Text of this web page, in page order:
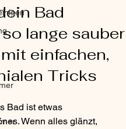
Bad
lange sauber
einfachen,
Tricks
Bad ist etwas
Wenn alles glänzt,